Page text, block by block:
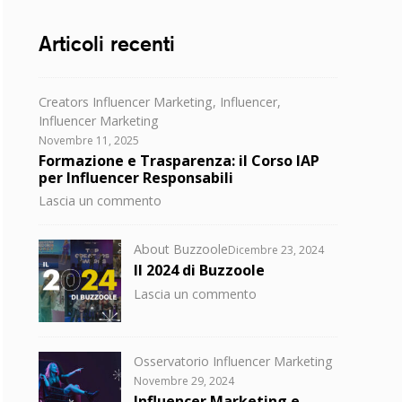
Articoli recenti
Categorie
Creators Influencer Marketing, Influencer,
Influencer Marketing
Posted
on
Novembre 11, 2025
Formazione e Trasparenza: il Corso IAP
per Influencer Responsabili
Lascia un commentosu
Trasparenza:
il
Corso
Responsabili
Categorie
About BuzzoolePosted
on
Dicembre 23, 2024
Il 2024 di Buzzoole
Lascia un commento
Buzzoole
Categorie
Osservatorio Influencer Marketing
Posted
on
Novembre 29, 2024